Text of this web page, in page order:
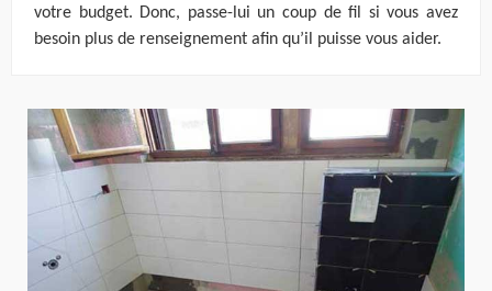
votre budget. Donc, passe-lui un coup de fil si vous avez
besoin plus de renseignement afin qu’il puisse vous aider.